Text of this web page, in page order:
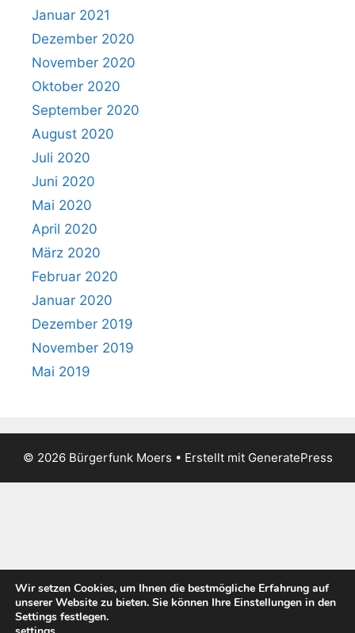
Januar 2021
Dezember 2020
November 2020
Oktober 2020
September 2020
August 2020
Juli 2020
Juni 2020
Mai 2020
April 2020
März 2020
Februar 2020
Januar 2020
Dezember 2019
November 2019
Mai 2019
© 2026 Bürgerfunk Moers • Erstellt mit GeneratePress
Wir setzen Cookies, um Ihnen die bestmögliche Erfahrung auf
unserer Website zu bieten. Sie können Ihre Einstellungen in den
Settings festlegen.